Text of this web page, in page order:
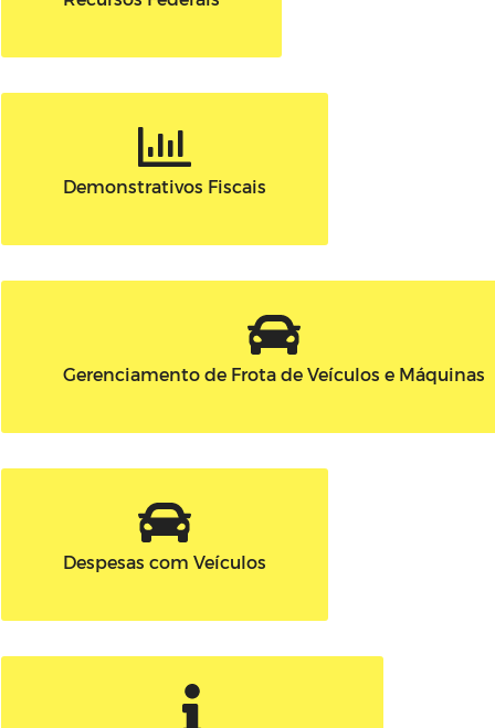
Demonstrativos Fiscais
Gerenciamento de Frota de Veículos e Máquinas
Despesas com Veículos